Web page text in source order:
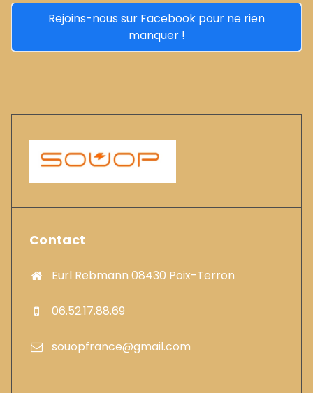
Rejoins-nous sur Facebook pour ne rien
manquer !
Contact
Eurl Rebmann 08430 Poix-Terron
06.52.17.88.69
souopfrance@gmail.com